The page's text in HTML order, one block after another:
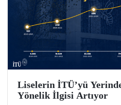
Liselerin İTÜ’yü
Yönelik İlgisi Artıyor